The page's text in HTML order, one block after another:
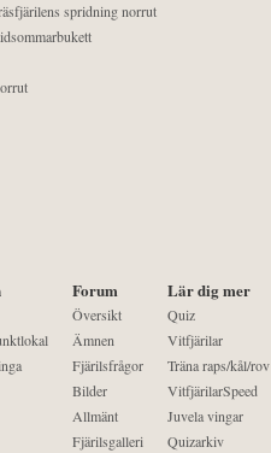
spridning norrut
Forum
Översikt
Ämnen
Fjärilsfrågor
Bilder
Allmänt
Fjärilsgalleri
Lär dig mer
Quiz
Vitfjärilar
Träna raps/kål/rov
VitfjärilarSpeed
Juvela vingar
Quizarkiv